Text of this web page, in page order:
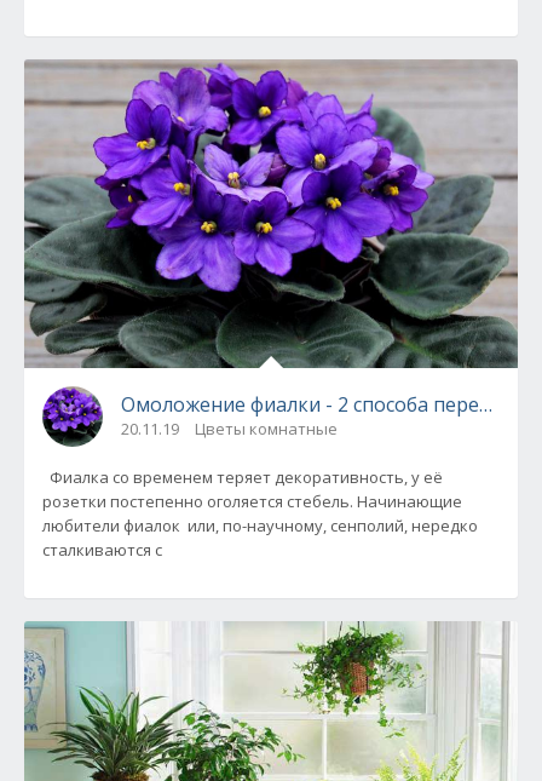
Омоложение фиалки - 2 способа пересадки
20.11.19 Цветы комнатные
Фиалка со временем теряет декоративность, у её
розетки постепенно оголяется стебель. Начинающие
любители фиалок или, по-научному, сенполий, нередко
сталкиваются с